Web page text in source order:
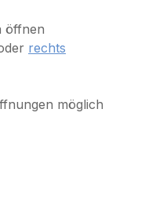
öffnen
rechts
möglich